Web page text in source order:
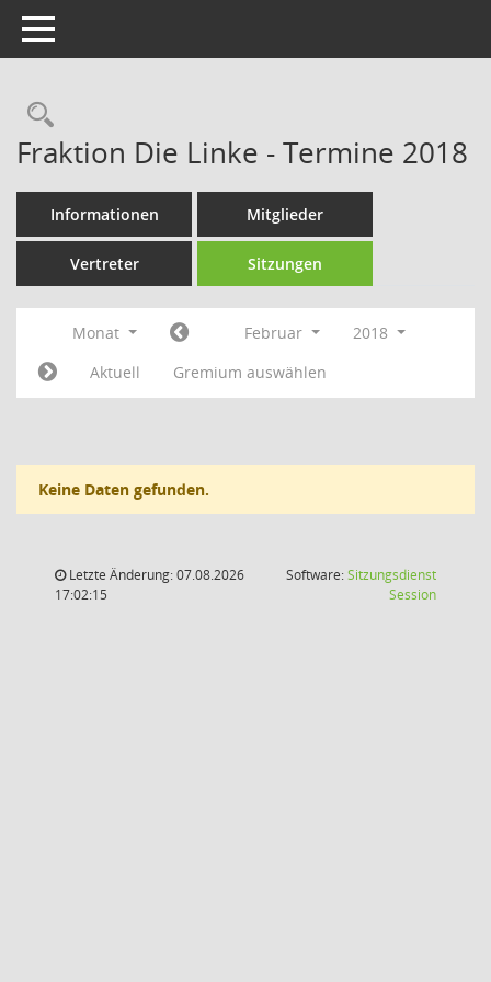
Toggle navigation
Rechercheauswahl
Fraktion Die Linke - Termine 2018
Informationen Mitglieder
Vertreter Sitzungen
Monat Februar
2018
Aktuell
Gremium auswählen
Keine Daten gefunden.
Letzte Änderung: 07.08.2026
17:02:15
Software:Sitzungsdienst
Session(Wird in